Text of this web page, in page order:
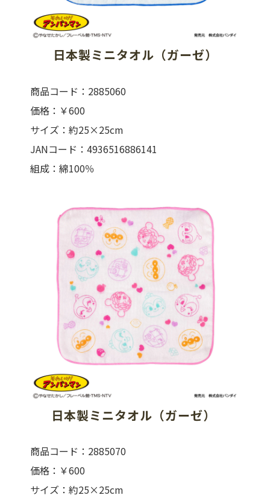
日本製ミニタオル（ガーゼ）
商品コード：2885060
価格：￥600
サイズ：約25×25cm
JANコード：4936516886141
組成：綿100％
日本製ミニタオル（ガーゼ）
商品コード：2885070
価格：￥600
サイズ：約25×25cm